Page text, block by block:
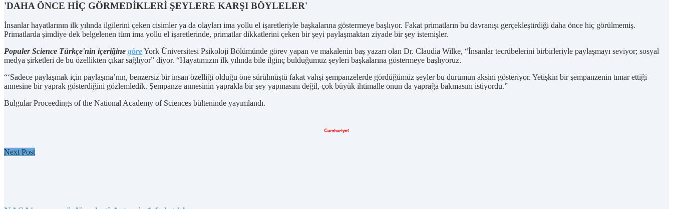
'DAHA ÖNCE HİÇ GÖRMEDİKLERİ ŞEYLERE KARŞI BÖYLELER'
İnsanlar hayatlarının ilk yılında ilgilerini çeken cisimler ya da olayları ima yollu el işaretleriyle başkalarına göstermeye başlıyor. Fakat primatların bu davranışı gerçekleştirdiği daha önce hiç görülmemiş.
Primatlarda şimdiye dek belgelenen tüm ima yollu el işaretlerinde, primatlar dikkatlerini çeken bir şeyi paylaşmaktan ziyade bir şey istemişler.
Populer Science Türkçe'nin içeriğine göreYork Üniversitesi Psikoloji Bölümünde görev yapan ve makalenin baş yazarı olan Dr. Claudia Wilke, “İnsanlar tecrübelerini birbirleriyle paylaşmayı seviyor; sosyal
medya şirketleri de bu özellikten çıkar sağlıyor” diyor. “Hayatımızın ilk yılında bile ilginç bulduğumuz şeyleri başkalarına göstermeye başlıyoruz.
“‘Sadece paylaşmak için paylaşma’nın, benzersiz bir insan özelliği olduğu öne sürülmüştü fakat vahşi şempanzelerde gördüğümüz şeyler bu durumun aksini gösteriyor. Yetişkin bir şempanzenin tımar ettiği
annesine bir yaprak gösterdiğini gözlemledik. Şempanze annesinin yaprakla bir şey yapmasını değil, çok büyük ihtimalle onun da yaprağa bakmasını istiyordu.”
Bulgular Proceedings of the National Academy of Sciences bülteninde yayımlandı.
Next Post